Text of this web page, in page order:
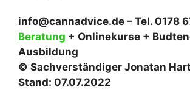
info@cannadvice.de – Tel. 0178
Beratung + Onlinekurse +
Ausbildung
© Sachverständiger Jonatan
Stand: 07.07.2022